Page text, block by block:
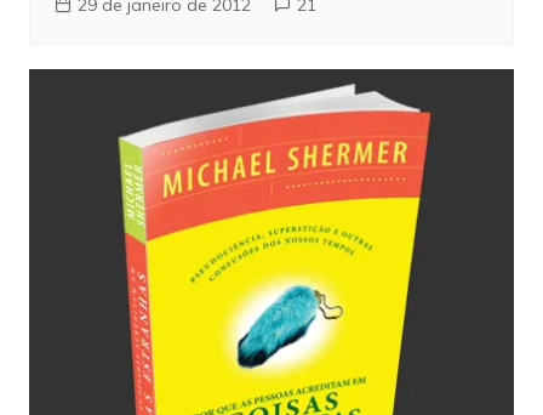
29 de janeiro de 2012 21